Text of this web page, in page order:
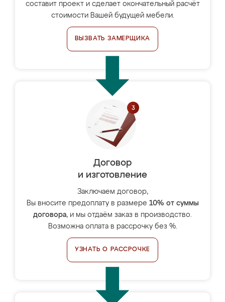
составит проект и сделает окончательный расчёт
стоимости Вашей будущей мебели.
ВЫЗВАТЬ ЗАМЕРЩИКА
Договор
и изготовление
Заключаем договор,
Вы вносите предоплату в размере 10% от суммы
договора, и мы отдаём заказ в производство.
Возможна оплата в рассрочку без %.
УЗНАТЬ О РАССРОЧКЕ